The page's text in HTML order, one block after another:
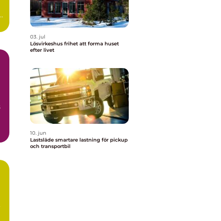
03. jul
Lösvirkeshus frihet att forma huset
efter livet
10. jun
Lastsläde smartare lastning för pickup
och transportbil